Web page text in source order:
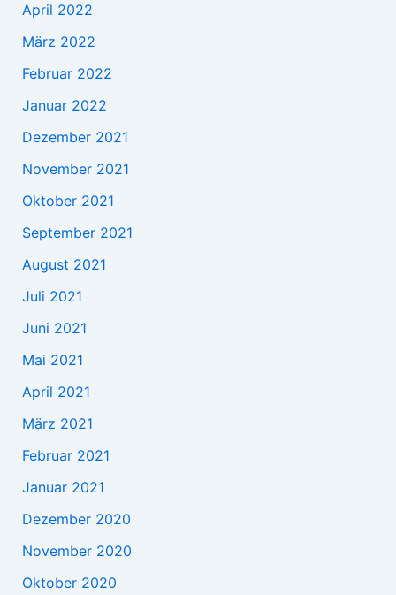
April 2022
März 2022
Februar 2022
Januar 2022
Dezember 2021
November 2021
Oktober 2021
September 2021
August 2021
Juli 2021
Juni 2021
Mai 2021
April 2021
März 2021
Februar 2021
Januar 2021
Dezember 2020
November 2020
Oktober 2020